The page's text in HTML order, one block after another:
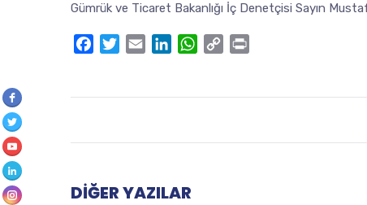
Gümrük ve Ticaret Bakanlığı İç Denetçisi Sayın
FacebookTwitter
Email LinkedInWhatsApp
Copy
DIĞER YAZILAR